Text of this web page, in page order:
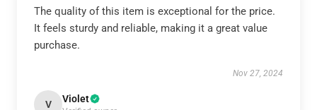
The quality of this item is exceptional for the price.
It feels sturdy and reliable, making it a great value
purchase.
Nov 27, 2024
V Violet